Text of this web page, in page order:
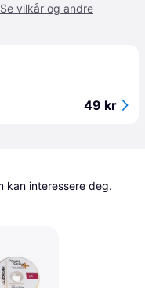
Se vilkår og andre
49 kr